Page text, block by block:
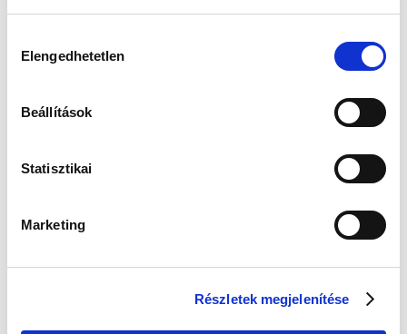
kiválasztása
Elengedhetetlen
Beállítások
Statisztikai
Marketing
Részletek megjelenítése
KOSÁRBA TESZ
Gyors szállítás Biztonságos
Fizetés
🎁VÁLASSZ AJÁNDÉKOT MELLÉ!
Értéke: 13 990 Ft
Color My Day